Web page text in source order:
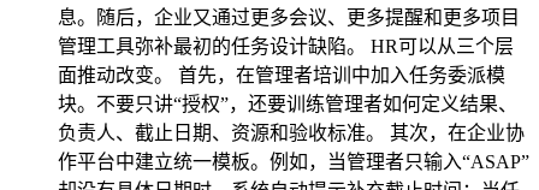
息。随后，企业又通过更多会议、更多提醒和更多项目
管理工具弥补最初的任务设计缺陷。 HR可以从三个层
面推动改变。 首先，在管理者培训中加入任务委派模
块。不要只讲“授权”，还要训练管理者如何定义结果、
负责人、截止日期、资源和验收标准。 其次，在企业协
作平台中建立统一模板。例如，当管理者只输入“ASAP”